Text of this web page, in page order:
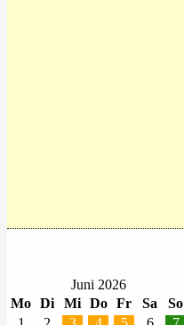
Juni 2026
Mo Di Mi Do Fr Sa
So